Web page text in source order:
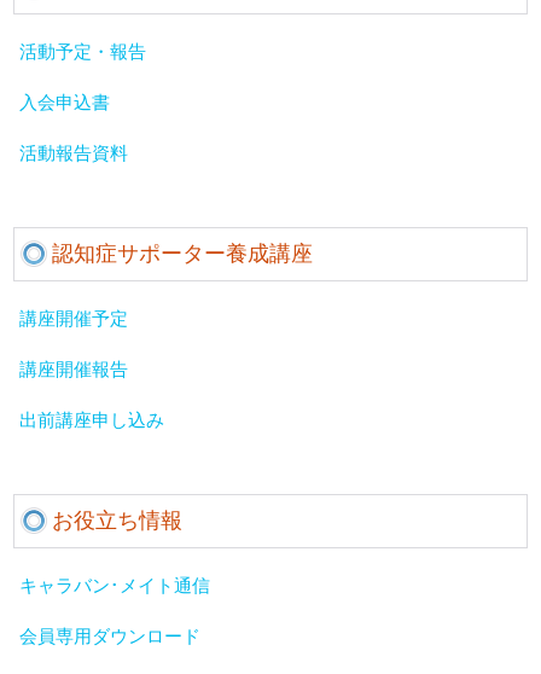
活動予定・報告
入会申込書
活動報告資料
認知症サポーター養成講座
講座開催予定
講座開催報告
出前講座申し込み
お役立ち情報
キャラバン･メイト通信
会員専用ダウンロード